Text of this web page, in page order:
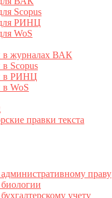
Scopus
РИНЦ
WoS
в журналах ВАК
Scopus
в РИНЦ
в WoS
правки текста
праву
учету